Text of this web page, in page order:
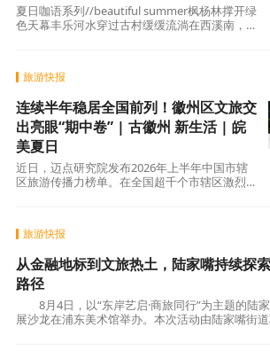
夏日咖语系列//beautiful summer枫杨林撑开绿
色天幕丰乐河水穿过古村缓缓流淌在西溪南，咖
旅游快报
连续半年稳居全国前列！徽州区文旅交
出亮眼“期中卷” | 古徽州 新生活 | 皖
美夏日
近日，迈点研究院发布2026年上半年中国市辖
区旅游传播力榜单。在全国超千个市辖区激烈角
旅游快报
从金融地标到文旅热土，陆家嘴持续探
路径
8月4日，以“东岸艺启·商旅同行”为主题的陆
展沙龙在浦东美术馆举办。本次活动由陆家嘴街